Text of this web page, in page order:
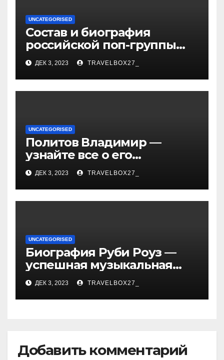
UNCATEGORISED
Состав и биография
российской поп-группы
«Иванушки интернешнл»
— история успеха, музыка
и судьбы участников
ДЕК 3, 2023 TRAVELBOX27_
UNCATEGORISED
Политов Владимир —
узнайте все о его
биографии, возрасте и
впечатляющих
достижениях!
ДЕК 3, 2023 TRAVELBOX27_
UNCATEGORISED
Биография Руби Роуз —
успешная музыкальная
карьера, личная жизнь и
знаковые достижения
ДЕК 3, 2023 TRAVELBOX27_
Добавить комментарий